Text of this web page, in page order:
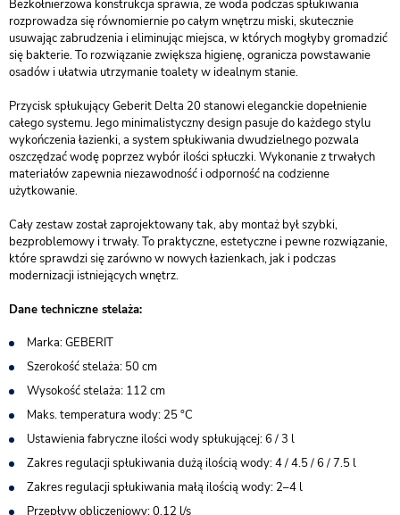
Bezkołnierzowa konstrukcja sprawia, że woda podczas spłukiwania
rozprowadza się równomiernie po całym wnętrzu miski, skutecznie
usuwając zabrudzenia i eliminując miejsca, w których mogłyby gromadzić
się bakterie. To rozwiązanie zwiększa higienę, ogranicza powstawanie
osadów i ułatwia utrzymanie toalety w idealnym stanie.
Przycisk spłukujący Geberit Delta 20 stanowi eleganckie dopełnienie
całego systemu. Jego minimalistyczny design pasuje do każdego stylu
wykończenia łazienki, a system spłukiwania dwudzielnego pozwala
oszczędzać wodę poprzez wybór ilości spłuczki. Wykonanie z trwałych
materiałów zapewnia niezawodność i odporność na codzienne
użytkowanie.
Cały zestaw został zaprojektowany tak, aby montaż był szybki,
bezproblemowy i trwały. To praktyczne, estetyczne i pewne rozwiązanie,
które sprawdzi się zarówno w nowych łazienkach, jak i podczas
modernizacji istniejących wnętrz.
Dane techniczne stelaża:
Marka: GEBERIT
Szerokość stelaża: 50 cm
Wysokość stelaża: 112 cm
Maks. temperatura wody: 25 °C
Ustawienia fabryczne ilości wody spłukującej: 6 / 3 l
Zakres regulacji spłukiwania dużą ilością wody: 4 / 4.5 / 6 / 7.5 l
Zakres regulacji spłukiwania małą ilością wody: 2–4 l
Przepływ obliczeniowy: 0.12 l/s